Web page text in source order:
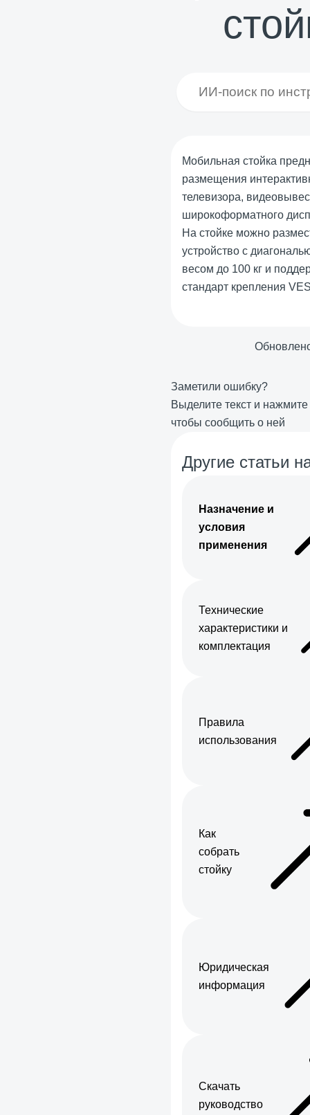
Мобильная стойка
размещения
телевизора,
широкоформатного
На стойке можно
устройство с
весом до 100 кг и
стандарт крепления
Заметили ошибку?
Выделите текст и нажмите
чтобы сообщить о ней
Другие статьи
Назначение и
условия
применения
Технические
характеристики и
комплектация
Правила
использования
Как
собрать
стойку
Юридическая
информация
Скачать
руководство